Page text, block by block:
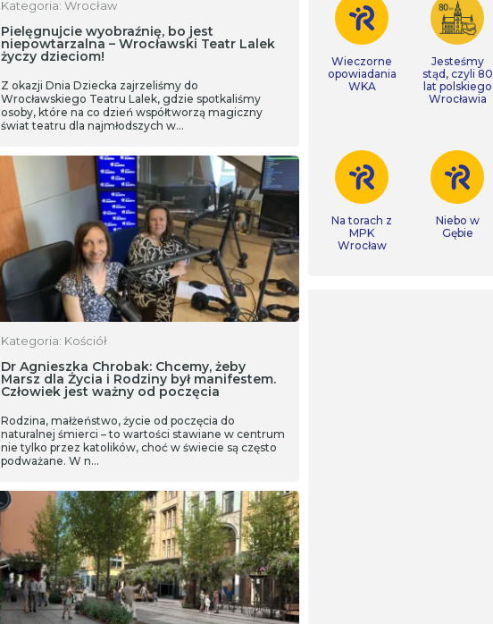
Kategoria: Wrocław
Pielęgnujcie wyobraźnię, bo jest
niepowtarzalna – Wrocławski Teatr Lalek
życzy dzieciom!
Z okazji Dnia Dziecka zajrzeliśmy do
Wrocławskiego Teatru Lalek, gdzie spotkaliśmy
osoby, które na co dzień współtworzą magiczny
świat teatru dla najmłodszych w…
Kategoria: Kościół
Dr Agnieszka Chrobak: Chcemy, żeby
Marsz dla Życia i Rodziny był manifestem.
Człowiek jest ważny od poczęcia
Rodzina, małżeństwo, życie od poczęcia do
naturalnej śmierci – to wartości stawiane w centrum
nie tylko przez katolików, choć w świecie są często
podważane. W n…
Wieczorne
opowiadania
WKA
Jesteśmy
stąd, czyli 80
lat polskiego
Wrocławia
Na torach z
MPK
Wrocław
Niebo w
Gębie